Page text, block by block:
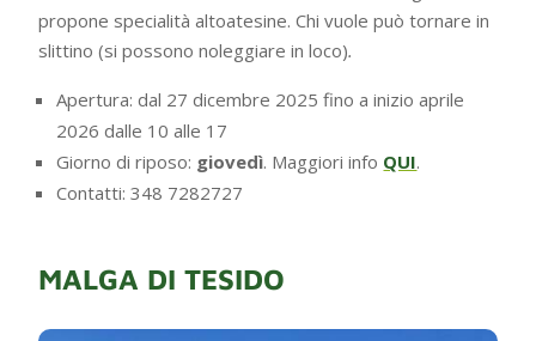
propone specialità altoatesine. Chi vuole può tornare in
slittino (si possono noleggiare in loco).
Apertura: dal 27 dicembre 2025 fino a inizio aprile
2026 dalle 10 alle 17
Giorno di riposo: giovedì. Maggiori info QUI.
Contatti: 348 7282727
MALGA DI TESIDO